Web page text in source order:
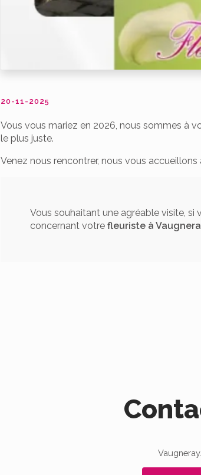
20-11-2025
Vous vous mariez en 2026, nous sommes à
le plus juste.
Venez nous rencontrer, nous vous accueillons
Vous souhaitant une agréable visite,
concernant votre fleuriste à
Vaugneray.